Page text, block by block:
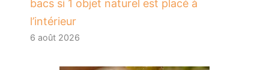
bacs si 1 objet naturel est placé à
l’intérieur
6 août 2026